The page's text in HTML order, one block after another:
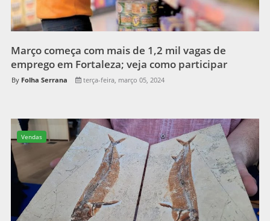
Março começa com mais de 1,2 mil vagas de
emprego em Fortaleza; veja como participar
Folha Serrana terça-feira, março 05, 2024
Vendas